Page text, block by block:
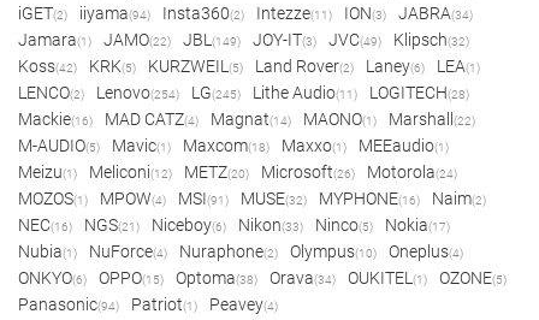
iGET(2) iiyama(94) Insta360(2) Intezze(11) ION(3) JABRA(34)
Jamara(1) JAMO(22) JBL (149) JOY-IT(3) JVC(49) Klipsch(32)
Koss(42) KRK(5) KURZWEIL (5) Land Rover(2) Laney(6) LEA(1)
LENCO(2) Lenovo(254) LG(245) Lithe Audio(11) LOGITECH(28)
Mackie(16) MAD CATZ(4) Magnat(14) MAONO(1) Marshall (22)
M-AUDIO(5) Mavic(1) Maxcom(18) Maxxo(1) MEEaudio(1)
Meizu(1) Meliconi(12) METZ(20) Microsoft(26) Motorola(24)
MOZOS(1) MPOW(4) MSI(91) MUSE(32) MYPHONE(16) Naim(2)
NEC(16) NGS(21) Niceboy(6) Nikon(33) Ninco(5) Nokia(17)
Nubia(1) NuForce(4) Nuraphone(2) Olympus(10) Oneplus(4)
ONKYO(6) OPPO(15) Optoma(38) Orava(34) OUKITEL (1) OZONE(5)
Panasonic(94) Patriot(1) Peavey(4)